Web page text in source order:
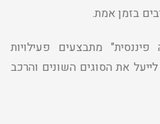
בזמן אמת.
מתבצעים פעילויות
את הסוגים השונים והרכב